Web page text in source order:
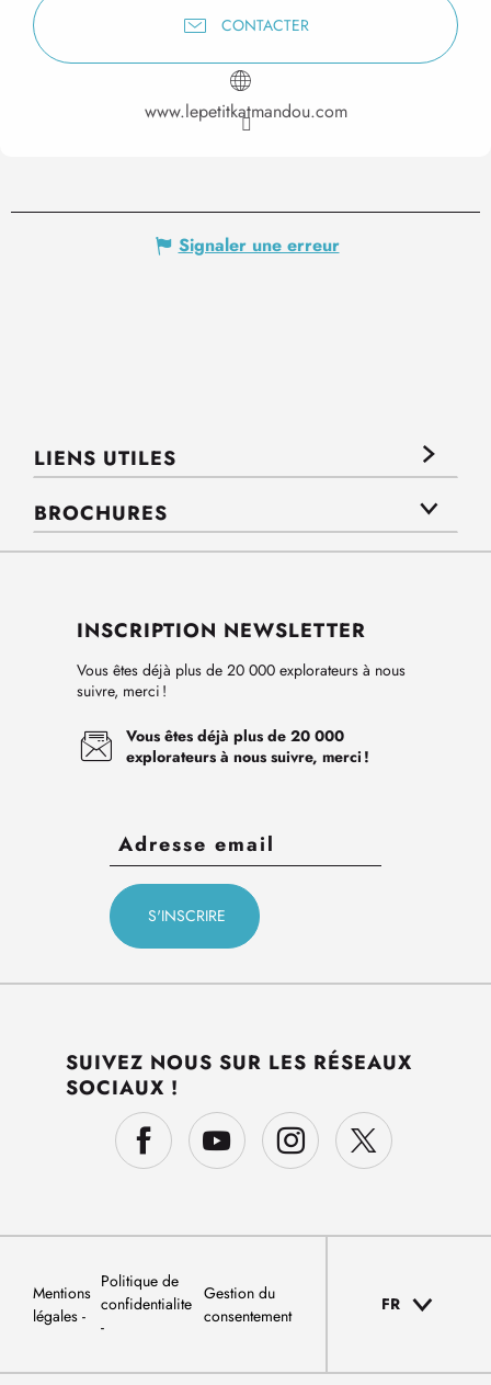
CONTACTER
www.lepetitkatmandou.com
Signaler une erreur
LIENS UTILES
BROCHURES
INSCRIPTION NEWSLETTER
Vous êtes déjà plus de 20 000 explorateurs à nous
suivre, merci !
Vous êtes déjà plus de 20 000
explorateurs à nous suivre, merci !
SUIVEZ NOUS SUR LES RÉSEAUX
SOCIAUX !
Mentions
légales
Politique de
confidentialite
Gestion du
consentement
FR